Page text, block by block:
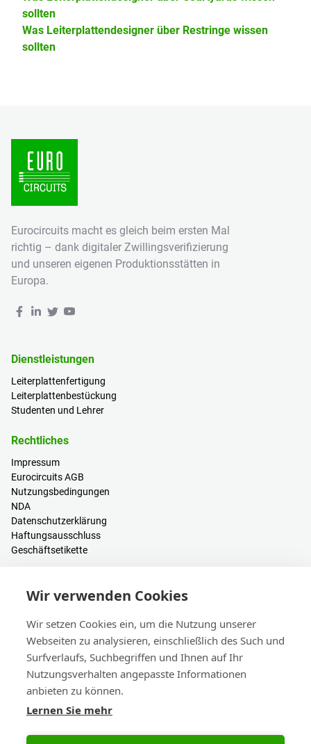
sollten
Was Leiterplattendesigner über Restringe wissen
sollten
Eurocircuits macht es gleich beim ersten Mal
richtig – dank digitaler Zwillingsverifizierung
und unseren eigenen Produktionsstätten in
Europa.
Dienstleistungen
Leiterplattenfertigung
Leiterplattenbestückung
Studenten und Lehrer
Rechtliches
Impressum
Eurocircuits AGB
Nutzungsbedingungen
NDA
Datenschutzerklärung
Haftungsausschluss
Geschäftsetikette
PCB Kalkulator
Hilfe & Wissen
Blogs
Events
Kontakt
Vertrieb & Kundendienst
Wir verwenden Cookies
Wir setzen Cookies ein, um die Nutzung unserer
Webseiten zu analysieren, einschließlich des Such und
Surfverlaufs, Suchbegriffen und Ihnen auf Ihr
Nutzungsverhalten angepasste Informationen
anbieten zu können.
Lernen Sie mehr